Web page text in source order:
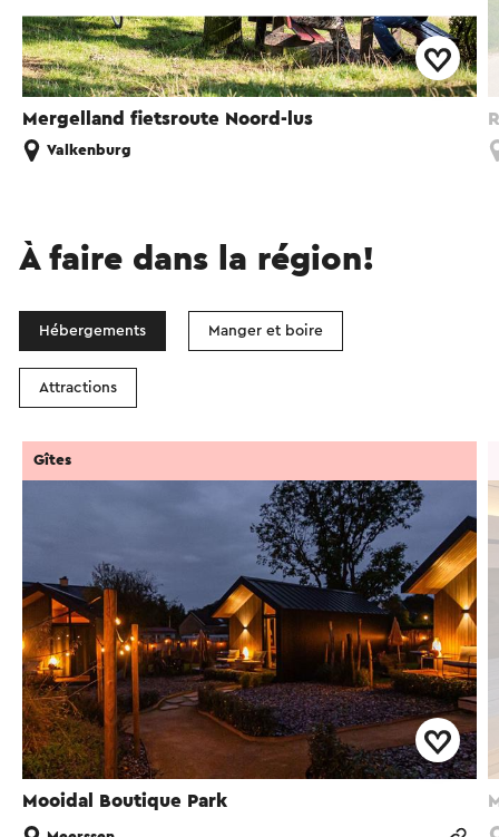
Mergelland fietsroute Noord-lus
Valkenburg
À faire dans la région!
Hébergements Manger et boire
Attractions
Mooidal Boutique Park
Gîtes